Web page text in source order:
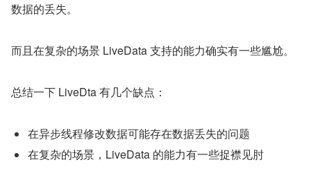
数据的丢失。
而且在复杂的场景 LiveData 支持的能力确实有一些尴尬。
总结一下 LiveDta 有几个缺点：
在异步线程修改数据可能存在数据丢失的问题
在复杂的场景，LiveData 的能力有一些捉襟见肘